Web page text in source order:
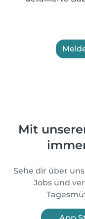
Mit
Sehe dir über
Jobs und